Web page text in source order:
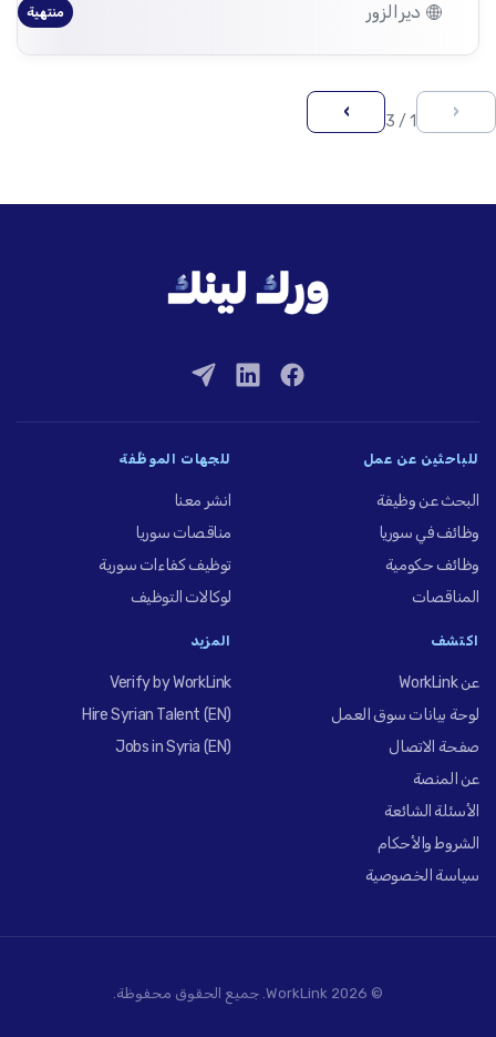
ديرالزور منتهية
‹
1 / 3
›
للباحثين عن عمل
البحث عن وظيفة
وظائف في سوريا
وظائف حكومية
المناقصات
للجهات الموظِّفة
انشر معنا
مناقصات سوريا
توظيف كفاءات سورية
لوكالات التوظيف
اكتشف
عن WorkLink
لوحة بيانات سوق العمل
صفحة الاتصال
عن المنصة
الأسئلة الشائعة
الشروط والأحكام
سياسة الخصوصية
المزيد
Verify by WorkLink
Hire Syrian Talent (EN)
Jobs in Syria (EN)
© 2026 WorkLink. جميع الحقوق محفوظة.